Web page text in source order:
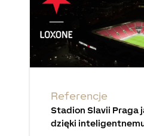
Referencje
Stadion Slavii Praga
dzięki